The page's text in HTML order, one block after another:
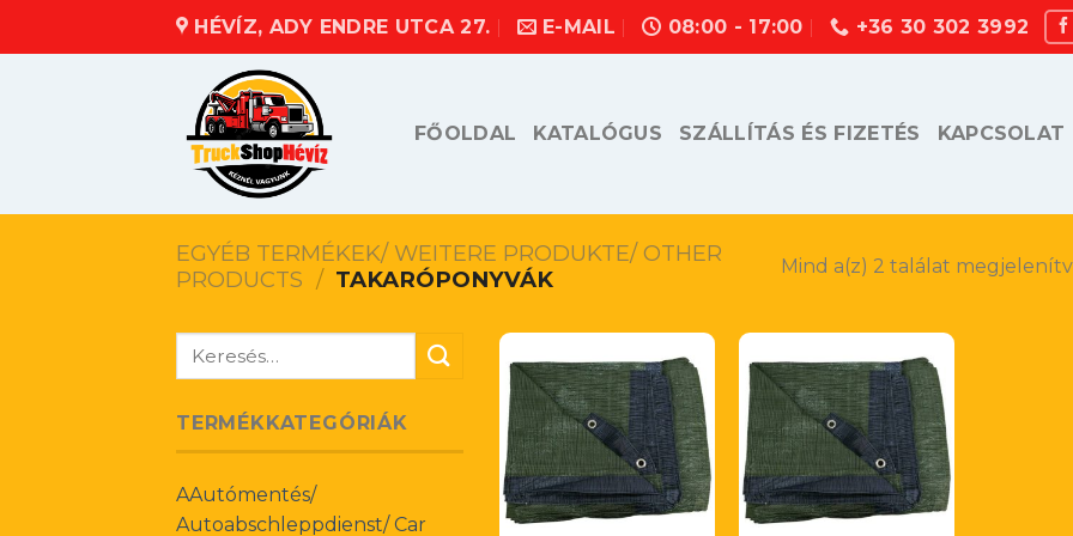
HÉVÍZ, ADY ENDRE UTCA 27. E-MAIL 08:00 - 17:00 +36 30 302 3992
FŐOLDAL KATALÓGUS SZÁLLÍTÁS ÉS FIZETÉS KAPCSOLAT
EGYÉB TERMÉKEK/ WEITERE PRODUKTE/ OTHER
PRODUCTS / TAKARÓPONYVÁK
Mind a(z) 2 találat
Keresés
TERMÉKKATEGÓRIÁK
AAutómentés/
Autoabschleppdienst/ Car